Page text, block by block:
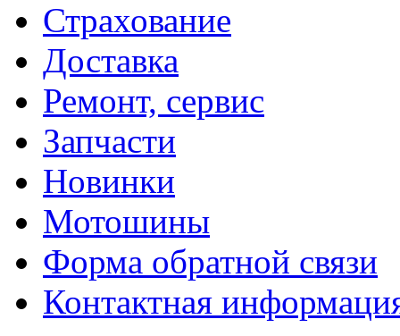
Страхование
Доставка
Ремонт, сервис
Запчасти
Новинки
Мотошины
Форма обратной связи
Контактная